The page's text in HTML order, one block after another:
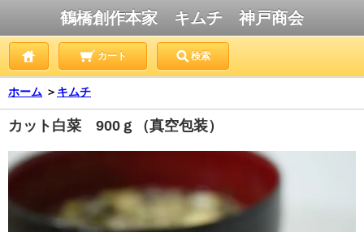
鶴橋創作本家 キムチ 神戸商会
カート 検索
ホーム ＞ キムチ
カット白菜 900ｇ（真空包装）